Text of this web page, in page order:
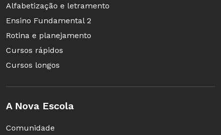
Alfabetização e letramento
Ensino Fundamental 2
Rotina e planejamento
Cursos rápidos
Cursos longos
A Nova Escola
Comunidade